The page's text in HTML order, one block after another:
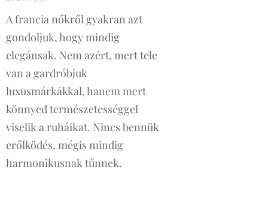
A francia nőkről gyakran azt
gondoljuk, hogy mindig
elegánsak. Nem azért, mert tele
van a gardróbjuk
luxusmárkákkal, hanem mert
könnyed természetességgel
viselik a ruháikat. Nincs bennük
erőlködés, mégis mindig
harmonikusnak tűnnek.